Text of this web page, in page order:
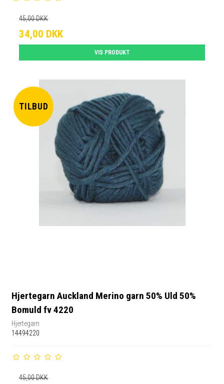
45,00 DKK
34,00 DKK
VIS PRODUKT
TILBUD
Hjertegarn Auckland Merino garn 50% Uld 50%
Bomuld fv 4220
Hjertegarn
14494220
45,00 DKK